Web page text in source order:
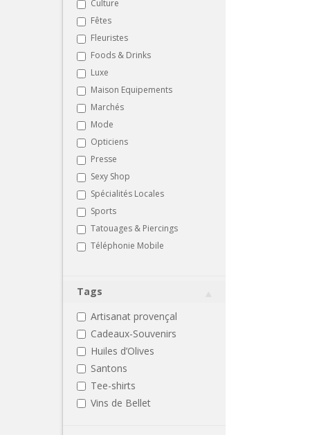
Culture
Fêtes
Fleuristes
Foods & Drinks
Luxe
Maison Equipements
Marchés
Mode
Opticiens
Presse
Sexy Shop
Spécialités Locales
Sports
Tatouages & Piercings
Téléphonie Mobile
Tags
Artisanat provençal
Cadeaux-Souvenirs
Huiles d’Olives
Santons
Tee-shirts
Vins de Bellet